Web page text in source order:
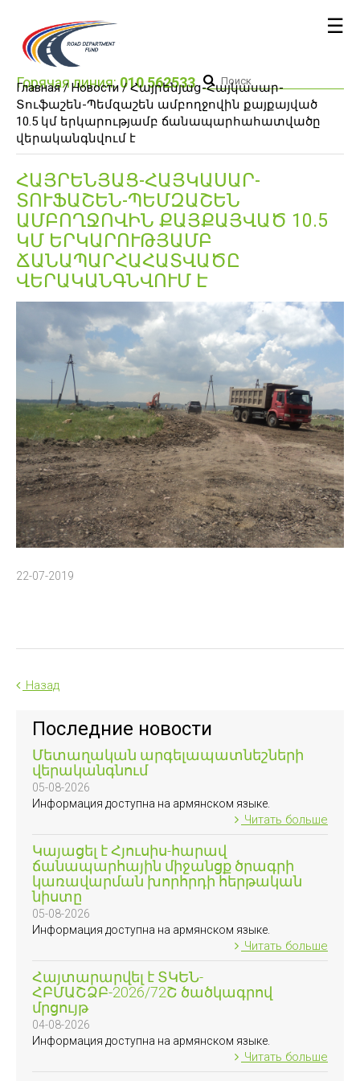
☰
Горячая линия:010 562533
Главная / Новости / Հայրենյաց-Հայկասար-
Տուֆաշեն-Պեմզաշեն ամբողջովին քայքայված
10.5 կմ երկարությամբ ճանապարհահատվածը
վերականգնվում է
ՀԱՅՐԵՆՅԱՑ-ՀԱՅԿԱՍԱՐ-
ՏՈՒՖԱՇԵՆ-ՊԵՄԶԱՇԵՆ
ԱՄԲՈՂՋՈՎԻՆ ՔԱՅՔԱՅՎԱԾ 10.5
ԿՄ ԵՐԿԱՐՈՒԹՅԱՄԲ
ՃԱՆԱՊԱՐՀԱՀԱՏՎԱԾԸ
ՎԵՐԱԿԱՆԳՆՎՈՒՄ Է
22-07-2019
Назад
Последние новости
Մետաղական արգելապատնեշների
վերականգնում
05-08-2026
Информация доступна на армянском языке.
Читать больше
Կայացել է Հյուսիս-հարավ
ճանապարհային միջանցք ծրագրի
կառավարման խորհրդի հերթական
նիստը
05-08-2026
Информация доступна на армянском языке.
Читать больше
Հայտարարվել է ՏԿԵՆ-
ՀԲՄԱՇՁԲ-2026/72Շ ծածկագրով
մրցույթ
04-08-2026
Информация доступна на армянском языке.
Читать больше